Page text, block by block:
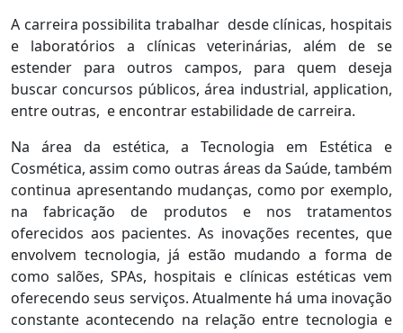
A carreira possibilita trabalhar desde clínicas, hospitais
e laboratórios a clínicas veterinárias, além de se
estender para outros campos, para quem deseja
buscar concursos públicos, área industrial, application,
entre outras, e encontrar estabilidade de carreira.
Na área da estética, a Tecnologia em Estética e
Cosmética, assim como outras áreas da Saúde, também
continua apresentando mudanças, como por exemplo,
na fabricação de produtos e nos tratamentos
oferecidos aos pacientes. As inovações recentes, que
envolvem tecnologia, já estão mudando a forma de
como salões, SPAs, hospitais e clínicas estéticas vem
oferecendo seus serviços. Atualmente há uma inovação
constante acontecendo na relação entre tecnologia e